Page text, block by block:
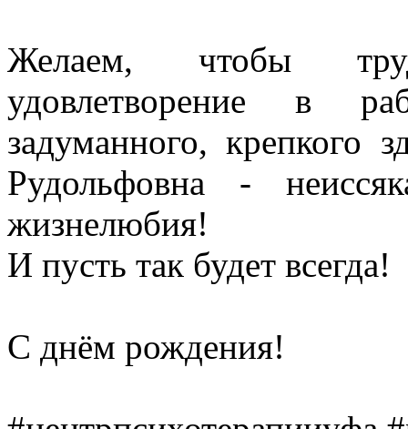
Желаем, чтобы
удовлетворение в
задуманного, крепкого
Рудольфовна -
жизнелюбия!
И пусть так будет всегда!
С днём рождения!